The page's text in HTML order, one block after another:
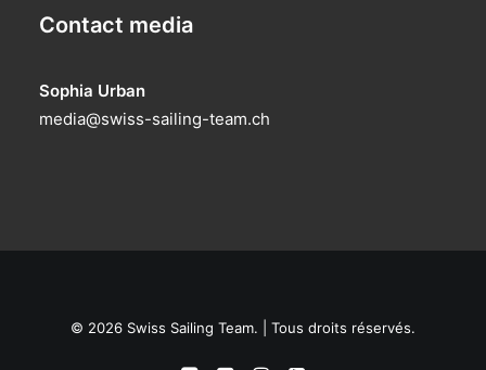
Contact media
Sophia Urban
media@swiss-sailing-team.ch
© 2026 Swiss Sailing Team. | Tous droits réservés.